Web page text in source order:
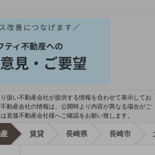
扱い不動産会社が提供する情報を合わせて表示してお
動産会社の情報は、公開時より内容が異なる場合がご
直接不動産会社様へご確認をお願い致します。
賃貸 長崎県 長崎市